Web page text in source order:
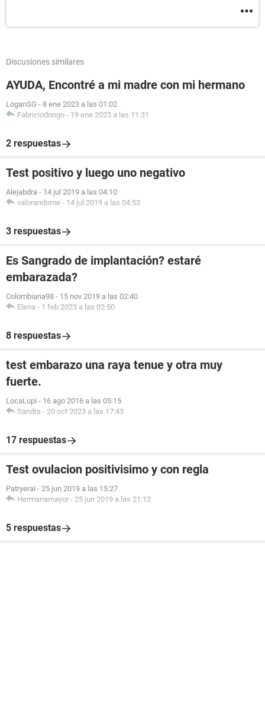
Discusiones similares
AYUDA, Encontré a mi madre con mi hermano
LoganSG - 8 ene 2023 a las 01:02
Fabriciodongo - 19 ene 2023 a las 11:31
2 respuestas
Test positivo y luego uno negativo
Alejabdra - 14 jul 2019 a las 04:10
valorandome - 14 jul 2019 a las 04:53
3 respuestas
Es Sangrado de implantación? estaré
embarazada?
Colombiana98 - 15 nov 2019 a las 02:40
Elena - 1 feb 2023 a las 02:50
8 respuestas
test embarazo una raya tenue y otra muy
fuerte.
LocaLupi - 16 ago 2016 a las 05:15
Sandra - 20 oct 2023 a las 17:43
17 respuestas
Test ovulacion positivisimo y con regla
Patryerai - 25 jun 2019 a las 15:27
Hermanamayor - 25 jun 2019 a las 21:12
5 respuestas